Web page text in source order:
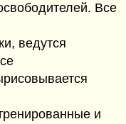
Все
ведутся
и